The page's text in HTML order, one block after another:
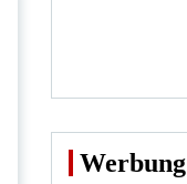
Werbung